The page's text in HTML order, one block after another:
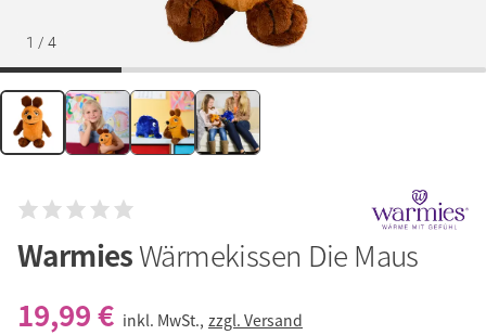
1 / 4
WarmiesWärmekissen Die Maus
19,99 € inkl. MwSt., zzgl. Versand